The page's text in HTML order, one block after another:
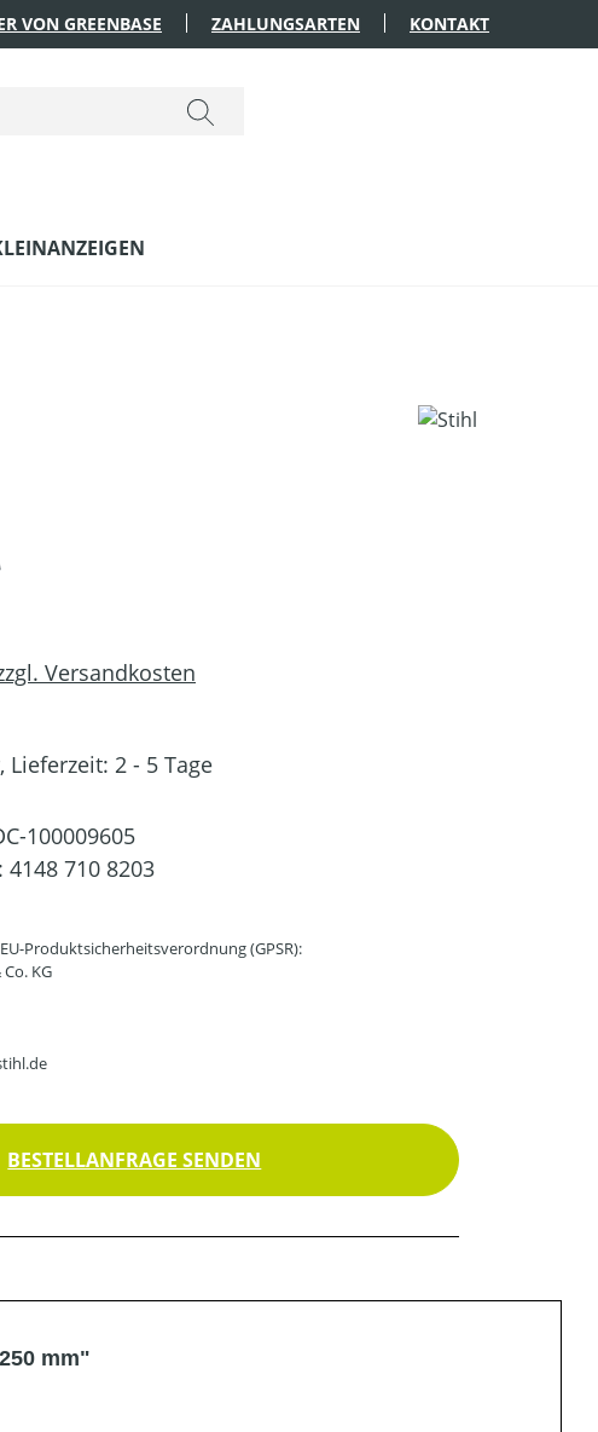
VON GREENBASE ZAHLUNGSARTEN KONTAKT
Versandkosten
2 - 5 Tage
100009605
4148 710 8203
Produktsicherheitsverordnung (GPSR):
KG
BESTELLANFRAGE SENDEN
mm"